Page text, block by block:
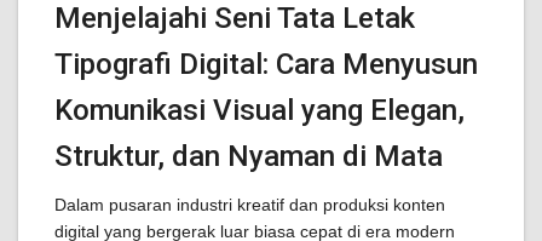
Menjelajahi Seni Tata Letak
Tipografi Digital: Cara Menyusun
Komunikasi Visual yang Elegan,
Struktur, dan Nyaman di Mata
Dalam pusaran industri kreatif dan produksi konten
digital yang bergerak luar biasa cepat di era modern